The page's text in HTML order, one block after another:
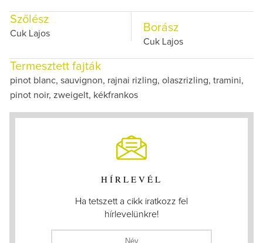
Szőlész
Cuk Lajos Borász
Cuk Lajos
Termesztett fajták
pinot blanc, sauvignon, rajnai rizling, olaszrizling, tramini,
pinot noir, zweigelt, kékfrankos
HÍRLEVÉL
Ha tetszett a cikk iratkozz fel
hírlevelünkre!